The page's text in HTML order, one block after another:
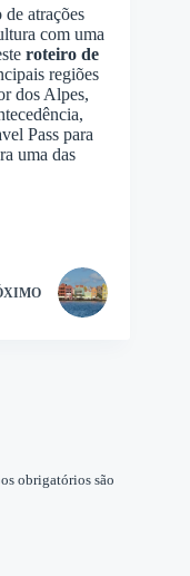
atrações
com uma
roteiro de
regiões
dos Alpes,
Pass para
uma das
obrigatórios são